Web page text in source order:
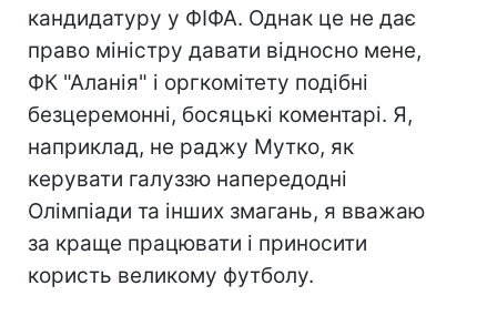
кандидатуру у ФІФА. Однак це не дає
право міністру давати відносно мене,
ФК "Аланія" і оргкомітету подібні
безцеремонні, босяцькі коментарі. Я,
наприклад, не раджу Мутко, як
керувати галуззю напередодні
Олімпіади та інших змагань, я вважаю
за краще працювати і приносити
користь великому футболу.